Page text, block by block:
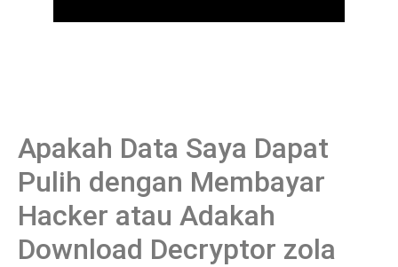
Apakah Data Saya Dapat
Pulih dengan Membayar
Hacker atau Adakah
Download Decryptor zola